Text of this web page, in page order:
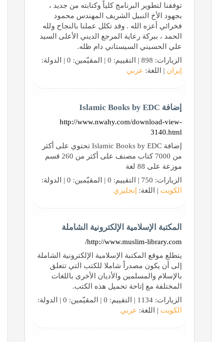
توفقنا لتطوير البرنامج كلياً وكتابته من جديد ،
بجهود الأخ النبيل الشريف المهندس محمود
فخرائي أعزه الله . وقد تكلل عملنا بالنجاح ولله
الحمد ، ببركة رعاية المرجع الديني الأعلى السيد
علي الحسيني السيستاني دام ظله.
الزيارات: 898 | التقييم: 0 | المقيّمين: 0 | الدولة:
إيران | اللغة: عربي
إضافة Islamic Books by EDC
http://www.nwahy.com/download-view-
3140.html
إضافة Islamic Books by EDC تحتوي على أكثر
من 7000 كتاب مصنف على أكثر من 260 قسم
موزعة على 88 لغة
الزيارات: 750 | التقييم: 0 | المقيّمين: 0 | الدولة:
الكويت | اللغة: إنجليزي
المكتبة الإسلامية الإلكترونية الشاملة
http://www.muslim-library.com/
يتطلع موقع المكتبة الإسلامية الإلكترونية الشاملة
إلى أن يكون مصدراً شاملا للكتب التي تتعلق
بالإسلام والمسلمين والأديان الأخرى باللغات
المختلفة مع إتاحة تحميل هذه الكتب.
الزيارات: 1134 | التقييم: 0 | المقيّمين: 0 | الدولة:
الكويت | اللغة: عربي